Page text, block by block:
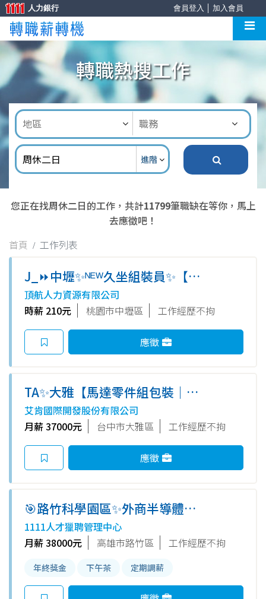
會員登入 加入會員
人力銀行
轉職熱搜工作
進階
您正在找周休二日的工作，共計11799筆職缺在等你，馬上
去應徵吧！
首頁
工作列表
J_⏩中壢✨ᴺᴱᵂ久坐組裝員✨【🤑
210/H🤑】✅久任獎金✅8H周休
二日✅可周領✅提供汽機車位✅
書審即可
頂航人力資源有限公司
時薪 210元
桃園市中壢區 工作經歷不拘
應徵
TA✨大雅【馬達零件組包裝｜福
利比照正職｜可週借支｜免學歷
｜免經驗｜提供機車停車位｜免
費供餐｜周休二日】✨
艾肯國際開發股份有限公司
月薪 37000元
台中市大雅區 工作經歷不拘
應徵
🎯路竹科學園區✨外商半導體大
廠✨月均薪38K以上✨CNC早/中
班(每月換班)✨薪資福利優渥✨
周休二日
1111人才獵聘管理中心
月薪 38000元
高雄市路竹區 工作經歷不拘
年終獎金 下午茶 定期調薪